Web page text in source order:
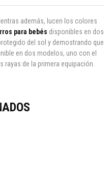
además, lucen los colores
para bebés disponibles en dos
del sol y demostrando que
en dos modelos, uno con el
rayas de la primera equipación.